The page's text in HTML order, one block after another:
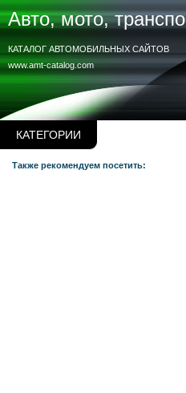
КАТЕГОРИИ
Авто, мото,
www.amt-catalog.com
КАТАЛОГ АВТОМОБИЛЬНЫХ САЙТОВ
Также рекомендуем посетить: